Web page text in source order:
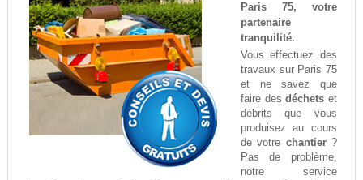
Paris 75, votre
partenaire
tranquilité.
Vous effectuez des
travaux sur Paris 75
et ne savez que
faire desdéchets et
débrits que vous
produisez au cours
de votre chantier?
Pas de problème,
notre service